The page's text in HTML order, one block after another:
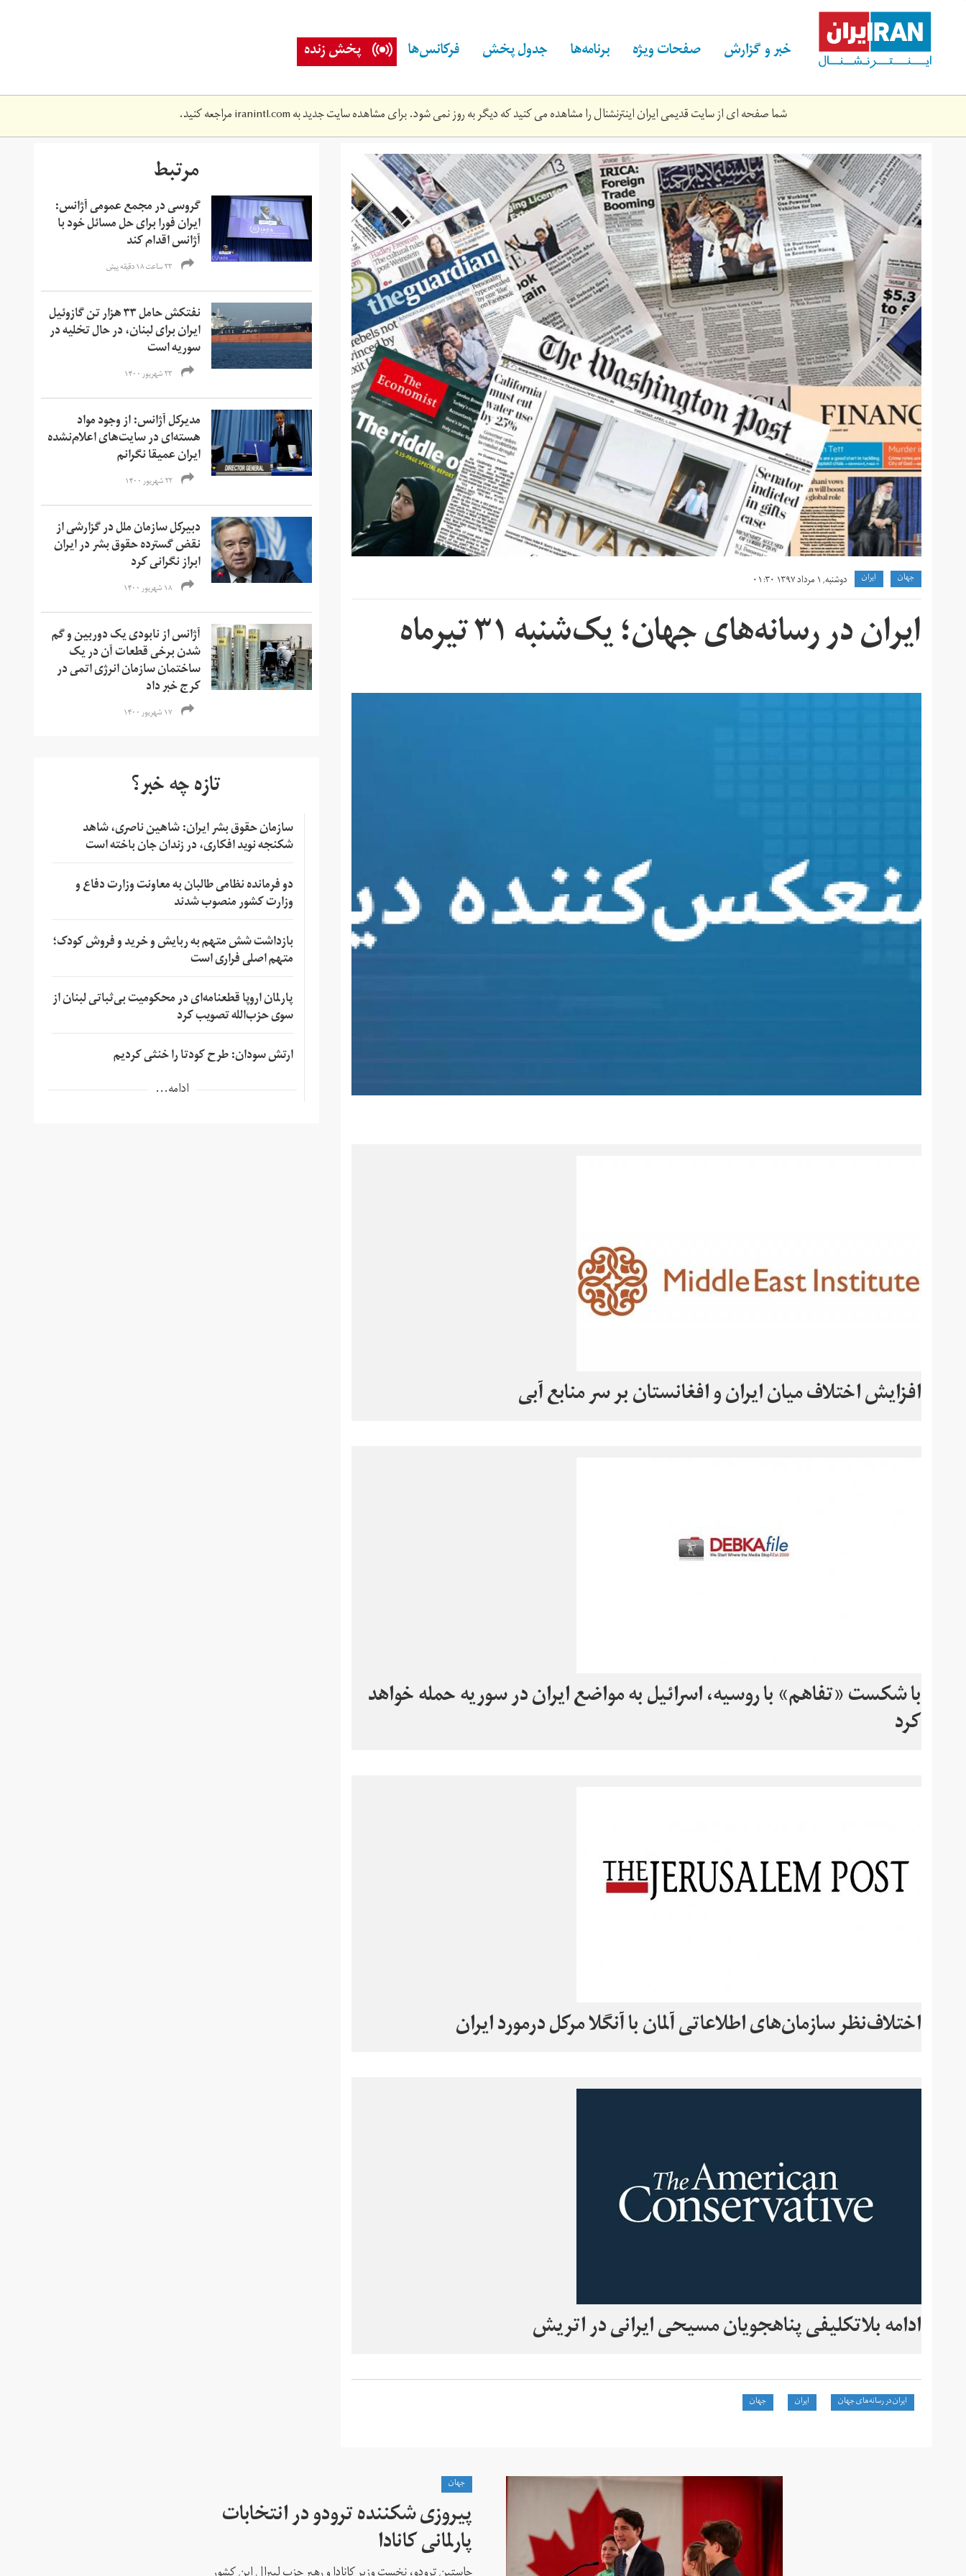
content خبر و گزارش صفحات ویژه برنامه‌ها جدول پخش فرکانس‌ها پخش زنده
شما صفحه ای از سایت قدیمی ایران اینترنشنال را مشاهده می کنید که دیگر به روز نمی شود. برای مشاهده سایت جدید بهiranintl.comمراجعه کنید.
newspaper.jpg
جهان ايران دوشنبه, ۱ مرداد ۱۳۹۷ ۰۱:۳۰
ایران در رسانه‌های جهان؛ یک‌شنبه ۳۱ تیرماه
افزایش اختلاف میان ایران و افغانستان بر سر منابع آبی
با شکست «تفاهم» با روسیه، اسرائیل به مواضع ایران در سوریه حمله خواهد
کرد
اختلاف‌نظر سازمان‌های اطلاعاتی آلمان با آنگلا مرکل درمورد ایران
ادامه بلاتکلیفی پناهجویان مسیحی ایرانی در اتریش
ایران در رسانه‌های جهان ایران جهان
مرتبط
گروسی در مجمع عمومی آژانس:
ایران فورا برای حل مسائل خود با
آژانس اقدام کند
۲۳ ساعت ۱۸ دقیقه پیش
نفتکش حامل ۳۳ هزار تن گازوئیل
ایران برای لبنان، در حال تخلیه در
سوریه است
۲۳ شهریور ۱۴۰۰
مدیرکل آژانس: از وجود مواد
هسته‌ای در سایت‌های اعلام‌نشده
ایران عمیقا نگرانم
۲۲ شهریور ۱۴۰۰
دبیرکل سازمان ملل در گزارشی از
نقض گسترده حقوق بشر در ایران
ابراز نگرانی کرد
۱۸ شهریور ۱۴۰۰
آژانس از نابودی یک دوربین و گم
شدن برخی قطعات آن در یک
ساختمان سازمان انرژی اتمی در
کرج خبر داد
۱۷ شهریور ۱۴۰۰
تازه چه خبر؟
سازمان حقوق بشر ایران: شاهین ناصری، شاهد
شکنجه نوید افکاری، در زندان جان باخته است
دو فرمانده نظامی طالبان به معاونت وزارت دفاع و
وزارت کشور منصوب شدند
بازداشت شش متهم به ربایش و خرید و فروش کودک؛
متهم اصلی فراری است
پارلمان اروپا قطعنامه‌ای در محکومیت بی‌ثباتی لبنان از
سوی حزب‌الله تصویب کرد
ارتش سودان: طرح کودتا را خنثی کردیم
ادامه...
جهان
پیروزی شکننده ترودو در انتخابات
پارلمانی کانادا